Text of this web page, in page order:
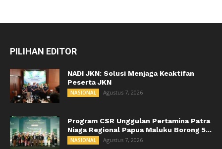
PILIHAN EDITOR
NADI JKN: Solusi Menjaga Keaktifan
Peserta JKN
NASIONAL Agustus 7, 2026
Program CSR Unggulan Pertamina Patra
Niaga Regional Papua Maluku Borong 5...
NASIONAL Agustus 7, 2026